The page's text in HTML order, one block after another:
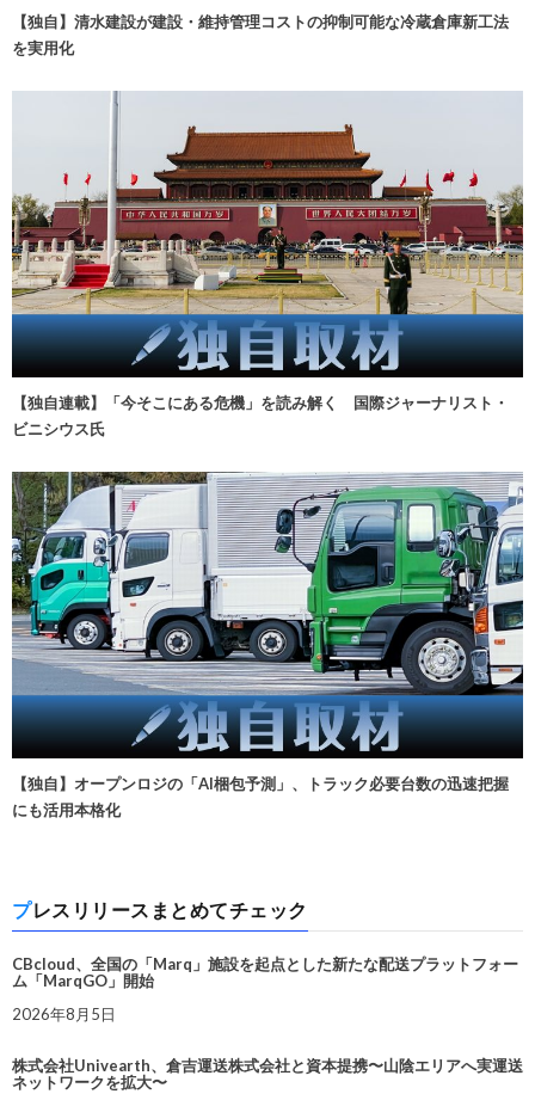
【独自】清水建設が建設・維持管理コストの抑制可能な冷蔵倉庫新工法
を実用化
【独自連載】「今そこにある危機」を読み解く 国際ジャーナリスト・
ビニシウス氏
【独自】オープンロジの「AI梱包予測」、トラック必要台数の迅速把握
にも活用本格化
プレスリリースまとめてチェック
CBcloud、全国の「Marq」施設を起点とした新たな配送プラットフォー
ム「MarqGO」開始
2026年8月5日
株式会社Univearth、倉吉運送株式会社と資本提携〜山陰エリアへ実運送
ネットワークを拡大〜